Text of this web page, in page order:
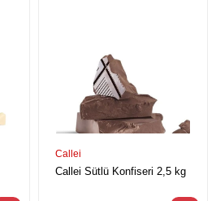
Callei
Callei Sütlü Konfiseri 2,5 kg